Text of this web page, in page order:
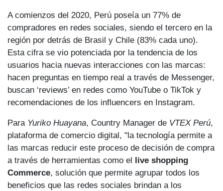
A comienzos del 2020, Perú poseía un 77% de
compradores en redes sociales, siendo el tercero en la
región por detrás de Brasil y Chile (83% cada uno).
Esta cifra se vio potenciada por la tendencia de los
usuarios hacia nuevas interacciones con las marcas:
hacen preguntas en tiempo real a través de Messenger,
buscan ‘reviews’ en redes como YouTube o TikTok y
recomendaciones de los influencers en Instagram.
Para Yuriko Huayana, Country Manager de VTEX Perú,
plataforma de comercio digital, "la tecnología permite a
las marcas reducir este proceso de decisión de compra
a través de herramientas como el live shopping
Commerce, solución que permite agrupar todos los
beneficios que las redes sociales brindan a los